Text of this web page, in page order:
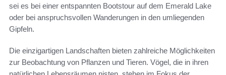
sei es bei einer entspannten Bootstour auf dem Emerald Lake
oder bei anspruchsvollen Wanderungen in den umliegenden
Gipfeln.
Die einzigartigen Landschaften bieten zahlreiche Möglichkeiten
zur Beobachtung von Pflanzen und Tieren. Vögel, die in ihren